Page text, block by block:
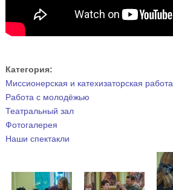
Категория:
Миссионерская и катехизаторская работа
Работа с молодёжью
Театральный зал
Фотогалерея
Наши спектакли